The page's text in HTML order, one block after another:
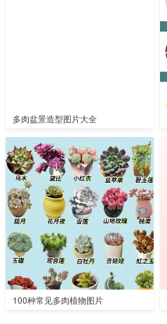
多肉盆景造型图片大全
100种常见多肉植物图片